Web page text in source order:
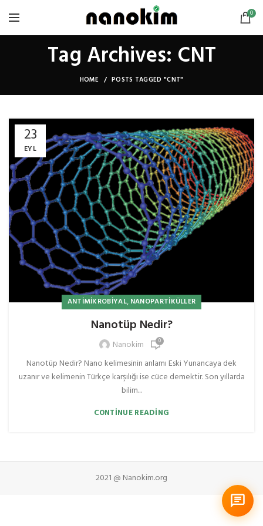
0
Tag Archives: CNT
HOME POSTS TAGGED "CNT"
23
EYL
ANTIMIKROBIYAL, NANOPARTIKÜLLER
Nanotüp Nedir?
Nanokim 0
Nanotüp Nedir? Nano kelimesinin anlamı Eski Yunancaya dek
uzanır ve kelimenin Türkçe karşılığı ise cüce demektir. Son yıllarda
bilim...
CONTINUE READING
2021 @ Nanokim.org